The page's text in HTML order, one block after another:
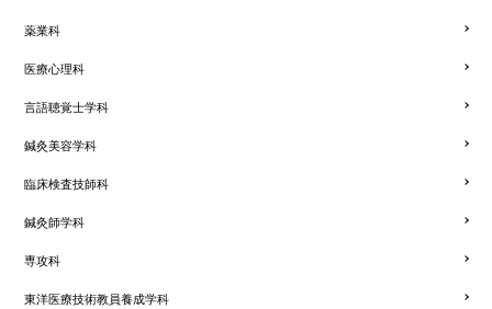
薬業科
医療心理科
言語聴覚士学科
鍼灸美容学科
臨床検査技師科
鍼灸師学科
専攻科
東洋医療技術教員養成学科